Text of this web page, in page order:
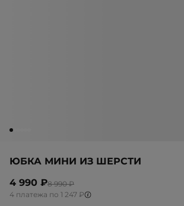
ЮБКА МИНИ ИЗ ШЕРСТИ
4 990 ₽8 990 ₽
4 платежа по 1 247 ₽